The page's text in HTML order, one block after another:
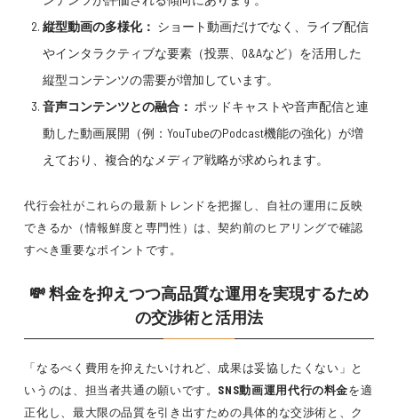
縦型動画の多様化： ショート動画だけでなく、ライブ配信
やインタラクティブな要素（投票、Q&Aなど）を活用した
縦型コンテンツの需要が増加しています。
音声コンテンツとの融合： ポッドキャストや音声配信と連
動した動画展開（例：YouTubeのPodcast機能の強化）が増
えており、複合的なメディア戦略が求められます。
代行会社がこれらの最新トレンドを把握し、自社の運用に反映
できるか（情報鮮度と専門性）は、契約前のヒアリングで確認
すべき重要なポイントです。
💸 料金を抑えつつ高品質な運用を実現するため
の交渉術と活用法
「なるべく費用を抑えたいけれど、成果は妥協したくない」と
いうのは、担当者共通の願いです。 SNS動画運用代行の料金を適
正化し、最大限の品質を引き出すための具体的な交渉術と、ク